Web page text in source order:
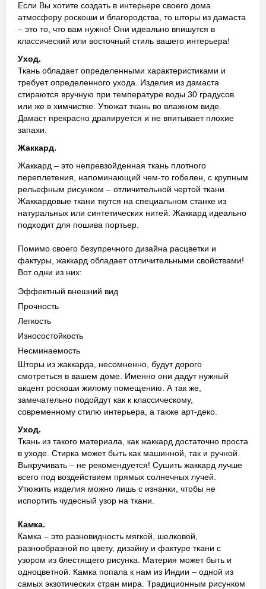
Если Вы хотите создать в интерьере своего дома
атмосферу роскоши и благородства, то шторы из дамаста
– это то, что вам нужно! Они идеально впишутся в
классический или восточный стиль вашего интерьера!
Уход.
Ткань обладает определенными характеристиками и
требует определенного ухода. Изделия из дамаста
стираются вручную при температуре воды 30 градусов
или же в химчистке. Утюжат ткань во влажном виде.
Дамаст прекрасно драпируется и не впитывает плохие
запахи.
Жаккард.
Жаккард – это непревзойденная ткань плотного
переплетения, напоминающий чем-то гобелен, с крупным
рельефным рисунком – отличительной чертой ткани.
Жаккардовые ткани ткутся на специальном станке из
натуральных или синтетических нитей. Жаккард идеально
подходит для пошива портьер.
Помимо своего безупречного дизайна расцветки и
фактуры, жаккард обладает отличительными свойствами!
Вот одни из них:
Эффектный внешний вид
Прочность
Легкость
Износостойкость
Несминаемость
Шторы из жаккарда, несомненно, будут дорого
смотреться в вашем доме. Именно они дадут нужный
акцент роскоши жилому помещению. А так же,
замечательно подойдут как к классическому,
современному стилю интерьера, а также арт-деко.
Уход.
Ткань из такого материала, как жаккард достаточно проста
в уходе. Стирка может быть как машинной, так и ручной.
Выкручивать – не рекомендуется! Сушить жаккард лучше
всего под воздействием прямых солнечных лучей.
Утюжить изделия можно лишь с изнанки, чтобы не
испортить чудесный узор на ткани.
Камка.
Камка – это разновидность мягкой, шелковой,
разнообразной по цвету, дизайну и фактуре ткани с
узором из блестящего рисунка. Материя может быть и
одноцветной. Камка попала к нам из Индии – одной из
самых экзотических стран мира. Традиционным рисунком